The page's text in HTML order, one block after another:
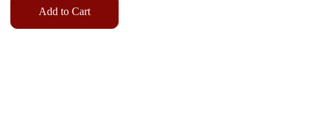
Add to Cart